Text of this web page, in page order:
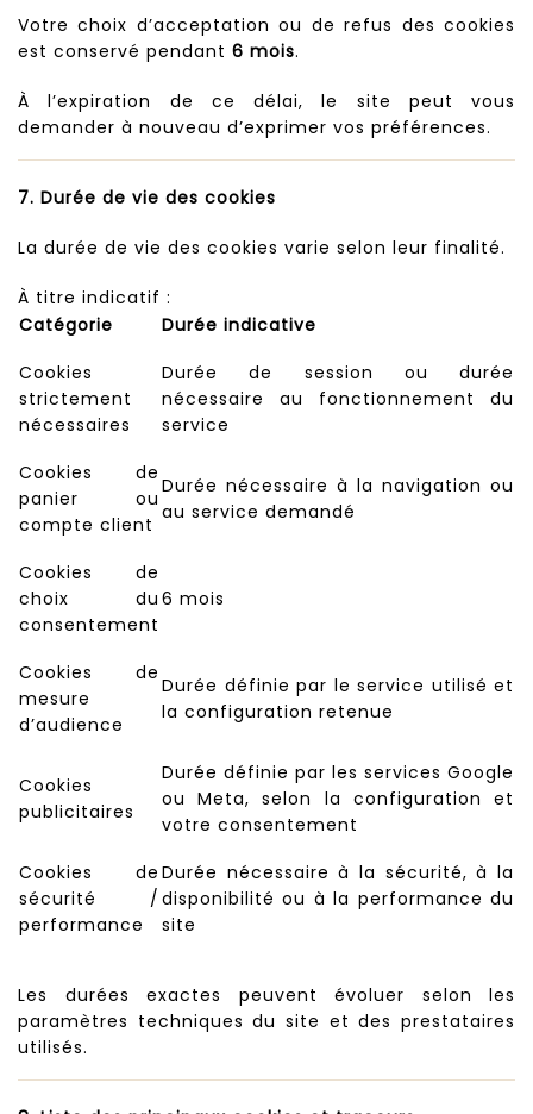
Votre choix d’acceptation ou de refus des cookies
est conservé pendant 6 mois.
À l’expiration de ce délai, le site peut vous
demander à nouveau d’exprimer vos préférences.
7. Durée de vie des cookies
La durée de vie des cookies varie selon leur finalité.
À titre indicatif :
Catégorie
Durée indicative
Cookies
strictement
nécessaires
Durée de session ou durée
nécessaire au fonctionnement du
service
Cookies de
panier ou
compte client
Durée nécessaire à la navigation ou
au service demandé
Cookies de
choix du
consentement
6 mois
Cookies de
mesure
d’audience
Durée définie par le service utilisé et
la configuration retenue
Cookies
publicitaires
Durée définie par les services Google
ou Meta, selon la configuration et
votre consentement
Cookies de
sécurité /
performance
Durée nécessaire à la sécurité, à la
disponibilité ou à la performance du
site
Les durées exactes peuvent évoluer selon les
paramètres techniques du site et des prestataires
utilisés.